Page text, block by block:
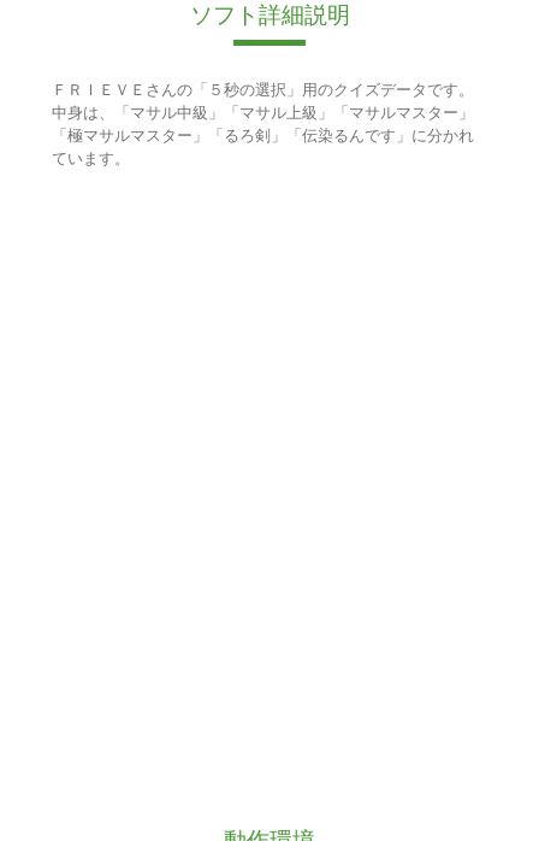
ソフト詳細説明
ＦＲＩＥＶＥさんの「５秒の選択」用のクイズデータです。
中身は、「マサル中級」「マサル上級」「マサルマスター」
「極マサルマスター」「るろ剣」「伝染るんです」に分かれ
ています。